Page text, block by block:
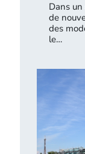
Dans un
de
des
le…